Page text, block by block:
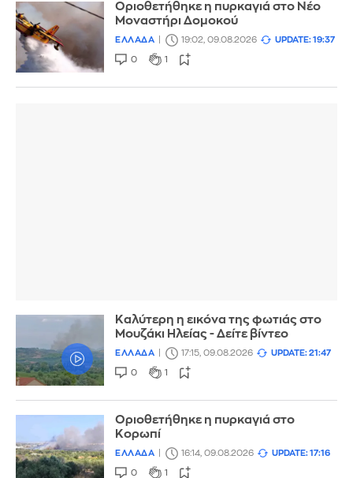
Οριοθετήθηκε η πυρκαγιά στο Νέο
Μοναστήρι Δομοκού
ΕΛΛΑΔΑ 19:02, 09.08.2026 UPDATE: 19:37
0 1
Καλύτερη η εικόνα της φωτιάς στο
Μουζάκι Ηλείας - Δείτε βίντεο
ΕΛΛΑΔΑ 17:15, 09.08.2026 UPDATE: 21:47
0 1
Οριοθετήθηκε η πυρκαγιά στο
Κορωπί
ΕΛΛΑΔΑ 16:14, 09.08.2026 UPDATE: 17:16
0 1